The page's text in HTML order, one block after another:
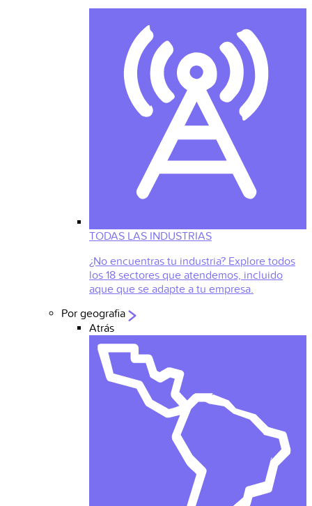
TODAS LAS INDUSTRIAS
¿No encuentras tu industria? Explore todos
los 18 sectores que atendemos, incluido
aque que se adapte a tu empresa.
Por geografia
Atrás